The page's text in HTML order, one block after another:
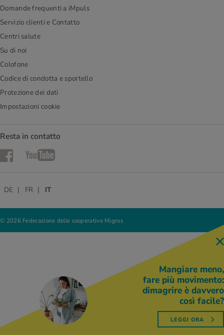
Domande frequenti a iMpuls
Servizio clienti e Contatto
Centri salute
Su di noi
Colofone
Codice di condotta e sportello
Protezione dei dati
Impostazioni cookie
Resta in contatto
FacebookYouTube
© 2026 Federazione delle cooperative Migros
DE FR IT
Mangiare meno,
fare più movimento:
dimagrire è davvero
così facile?
LEGGI ORA